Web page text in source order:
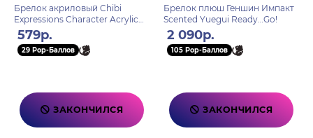
Брелок акриловый Chibi
Expressions Character Acrylic
Keychain Yoimiya
6976068147343
579р.
29 Pop-Баллов
ЗАКОНЧИЛСЯ
Брелок плюш Геншин Импакт
Scented Yuegui Ready…Go!
2 090р.
105 Pop-Баллов
ЗАКОНЧИЛСЯ